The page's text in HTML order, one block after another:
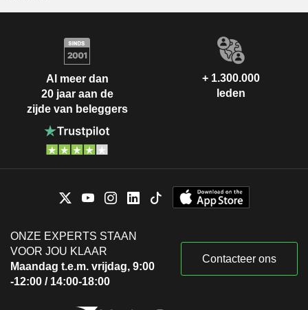
Al meer dan
20 jaar aan de
zijde van beleggers
+ 1.300.000
leden
ONZE EXPERTS STAAN
VOOR JOU KLAAR
Maandag t.e.m. vrijdag, 9:00
-12:00 / 14:00-18:00
Contacteer ons